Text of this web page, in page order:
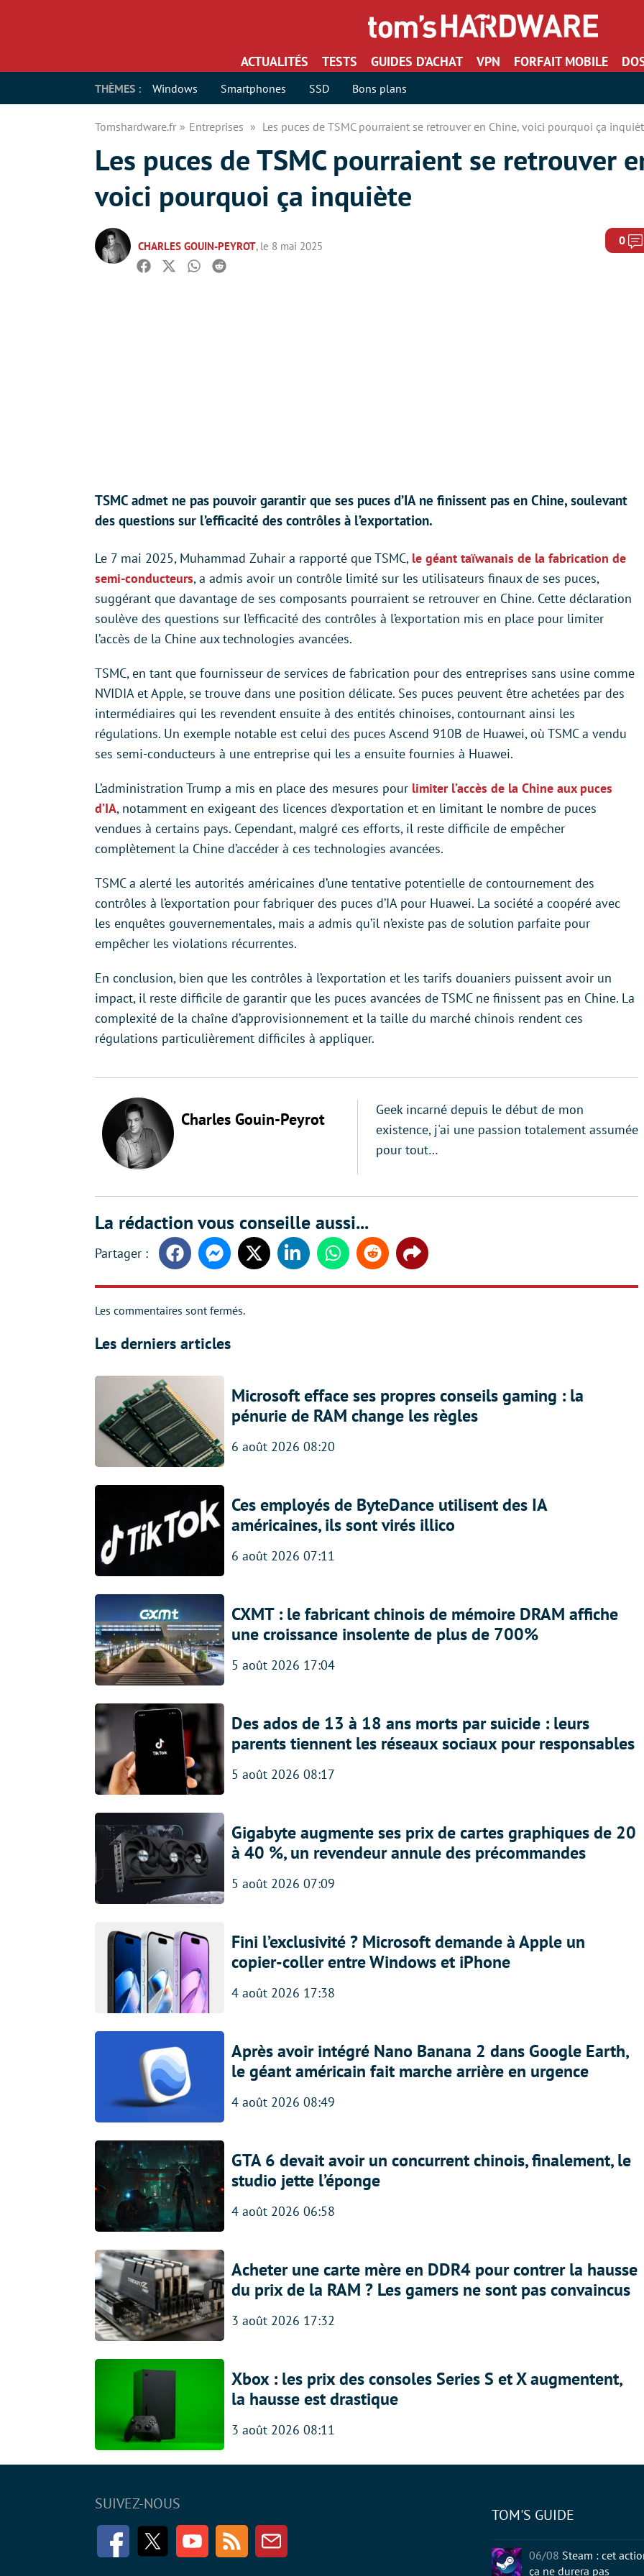
ACTUALITÉS TESTS GUIDES D’ACHAT VPN FORFAIT MOBILE
THÈMES : Windows Smartphones SSD Bons plans
Tomshardware.fr Entreprises Les puces de TSMC pourraient se retrouver en Chine, voici pourquoi ça
Les puces de TSMC pourraient se retrouver
voici pourquoi ça inquiète
CHARLES GOUIN-PEYROT, le 8 mai 2025 0
Facebook
TwitterWhatsapp
Reddit
TSMC admet ne pas pouvoir garantir que ses puces d’IA ne finissent pas en Chine, soulevant
des questions sur l’efficacité des contrôles à l’exportation.
Le 7 mai 2025, Muhammad Zuhair a rapporté que TSMC, le géant taïwanais de la fabrication de
semi-conducteurs, a admis avoir un contrôle limité sur les utilisateurs finaux de ses puces,
suggérant que davantage de ses composants pourraient se retrouver en Chine. Cette déclaration
soulève des questions sur l’efficacité des contrôles à l’exportation mis en place pour limiter
l’accès de la Chine aux technologies avancées.
TSMC, en tant que fournisseur de services de fabrication pour des entreprises sans usine comme
NVIDIA et Apple, se trouve dans une position délicate. Ses puces peuvent être achetées par des
intermédiaires qui les revendent ensuite à des entités chinoises, contournant ainsi les
régulations. Un exemple notable est celui des puces Ascend 910B de Huawei, où TSMC a vendu
ses semi-conducteurs à une entreprise qui les a ensuite fournies à Huawei.
L’administration Trump a mis en place des mesures pour limiter l’accès de la Chine aux puces
d’IA, notamment en exigeant des licences d’exportation et en limitant le nombre de puces
vendues à certains pays. Cependant, malgré ces efforts, il reste difficile de empêcher
complètement la Chine d’accéder à ces technologies avancées.
TSMC a alerté les autorités américaines d’une tentative potentielle de contournement des
contrôles à l’exportation pour fabriquer des puces d’IA pour Huawei. La société a coopéré avec
les enquêtes gouvernementales, mais a admis qu’il n’existe pas de solution parfaite pour
empêcher les violations récurrentes.
En conclusion, bien que les contrôles à l’exportation et les tarifs douaniers puissent avoir un
impact, il reste difficile de garantir que les puces avancées de TSMC ne finissent pas en Chine. La
complexité de la chaîne d’approvisionnement et la taille du marché chinois rendent ces
régulations particulièrement difficiles à appliquer.
Charles Gouin-Peyrot
Geek incarné depuis le début de mon
existence, j'ai une passion totalement assumée
pour tout…
La rédaction vous conseille aussi...
FacebookMessengerTwitter LinkedinWhatsappReddit Share
Les commentaires sont fermés.
Les derniers articles
Microsoft efface ses propres conseils gaming : la
pénurie de RAM change les règles
6 août 2026 08:20
Ces employés de ByteDance utilisent des IA
américaines, ils sont virés illico
6 août 2026 07:11
CXMT : le fabricant chinois de mémoire DRAM affiche
une croissance insolente de plus de 700%
5 août 2026 17:04
Des ados de 13 à 18 ans morts par suicide : leurs
parents tiennent les réseaux sociaux pour responsables
5 août 2026 08:17
Gigabyte augmente ses prix de cartes graphiques de 20
à 40 %, un revendeur annule des précommandes
5 août 2026 07:09
Fini l’exclusivité ? Microsoft demande à Apple un
copier-coller entre Windows et iPhone
4 août 2026 17:38
Après avoir intégré Nano Banana 2 dans Google Earth,
le géant américain fait marche arrière en urgence
4 août 2026 08:49
GTA 6 devait avoir un concurrent chinois, finalement, le
studio jette l’éponge
4 août 2026 06:58
Acheter une carte mère en DDR4 pour contrer la hausse
du prix de la RAM ? Les gamers ne sont pas convaincus
3 août 2026 17:32
Xbox : les prix des consoles Series S et X augmentent,
la hausse est drastique
3 août 2026 08:11
SUIVEZ-NOUS
FacebookTwitter Youtube RSS Newsletter
TOM'S GUIDE
06/08 Steam : cet
ça ne durera pas